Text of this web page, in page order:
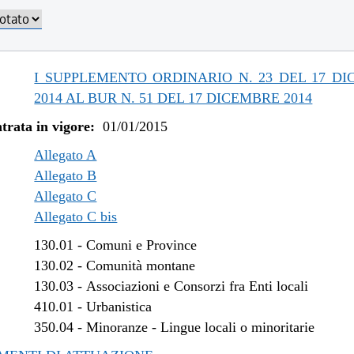
al 31/12/2019
al 18/12/2019
al 20/11/2019
al 09/08/2019
2019 al 10/07/2019
al 15/08/2018
al 29/06/2018
al 14/02/2018
al 04/01/2018
2017 al 09/08/2017
al 26/04/2017
2016 al 08/01/2017
2016 al 14/12/2016
2016 al 12/08/2016
2016 al 29/06/2016
al 12/04/2016
I SUPPLEMENTO ORDINARIO N. 23 DEL 17
2014 AL BUR N. 51 DEL 17 DICEMBRE 2014
in vigore: 01/01/2015
Allegato A
Allegato B
Allegato C
Allegato C bis
130.01 -Comuni e Province
130.02 -Comunità montane
130.03 -Associazioni e Consorzi fra Enti locali
410.01 -Urbanistica
350.04 -Minoranze - Lingue locali o minoritarie